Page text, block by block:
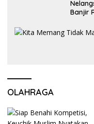
Banjir
OLAHRAGA